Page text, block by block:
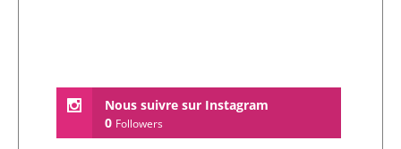
Nous suivre sur Instagram
0 Followers